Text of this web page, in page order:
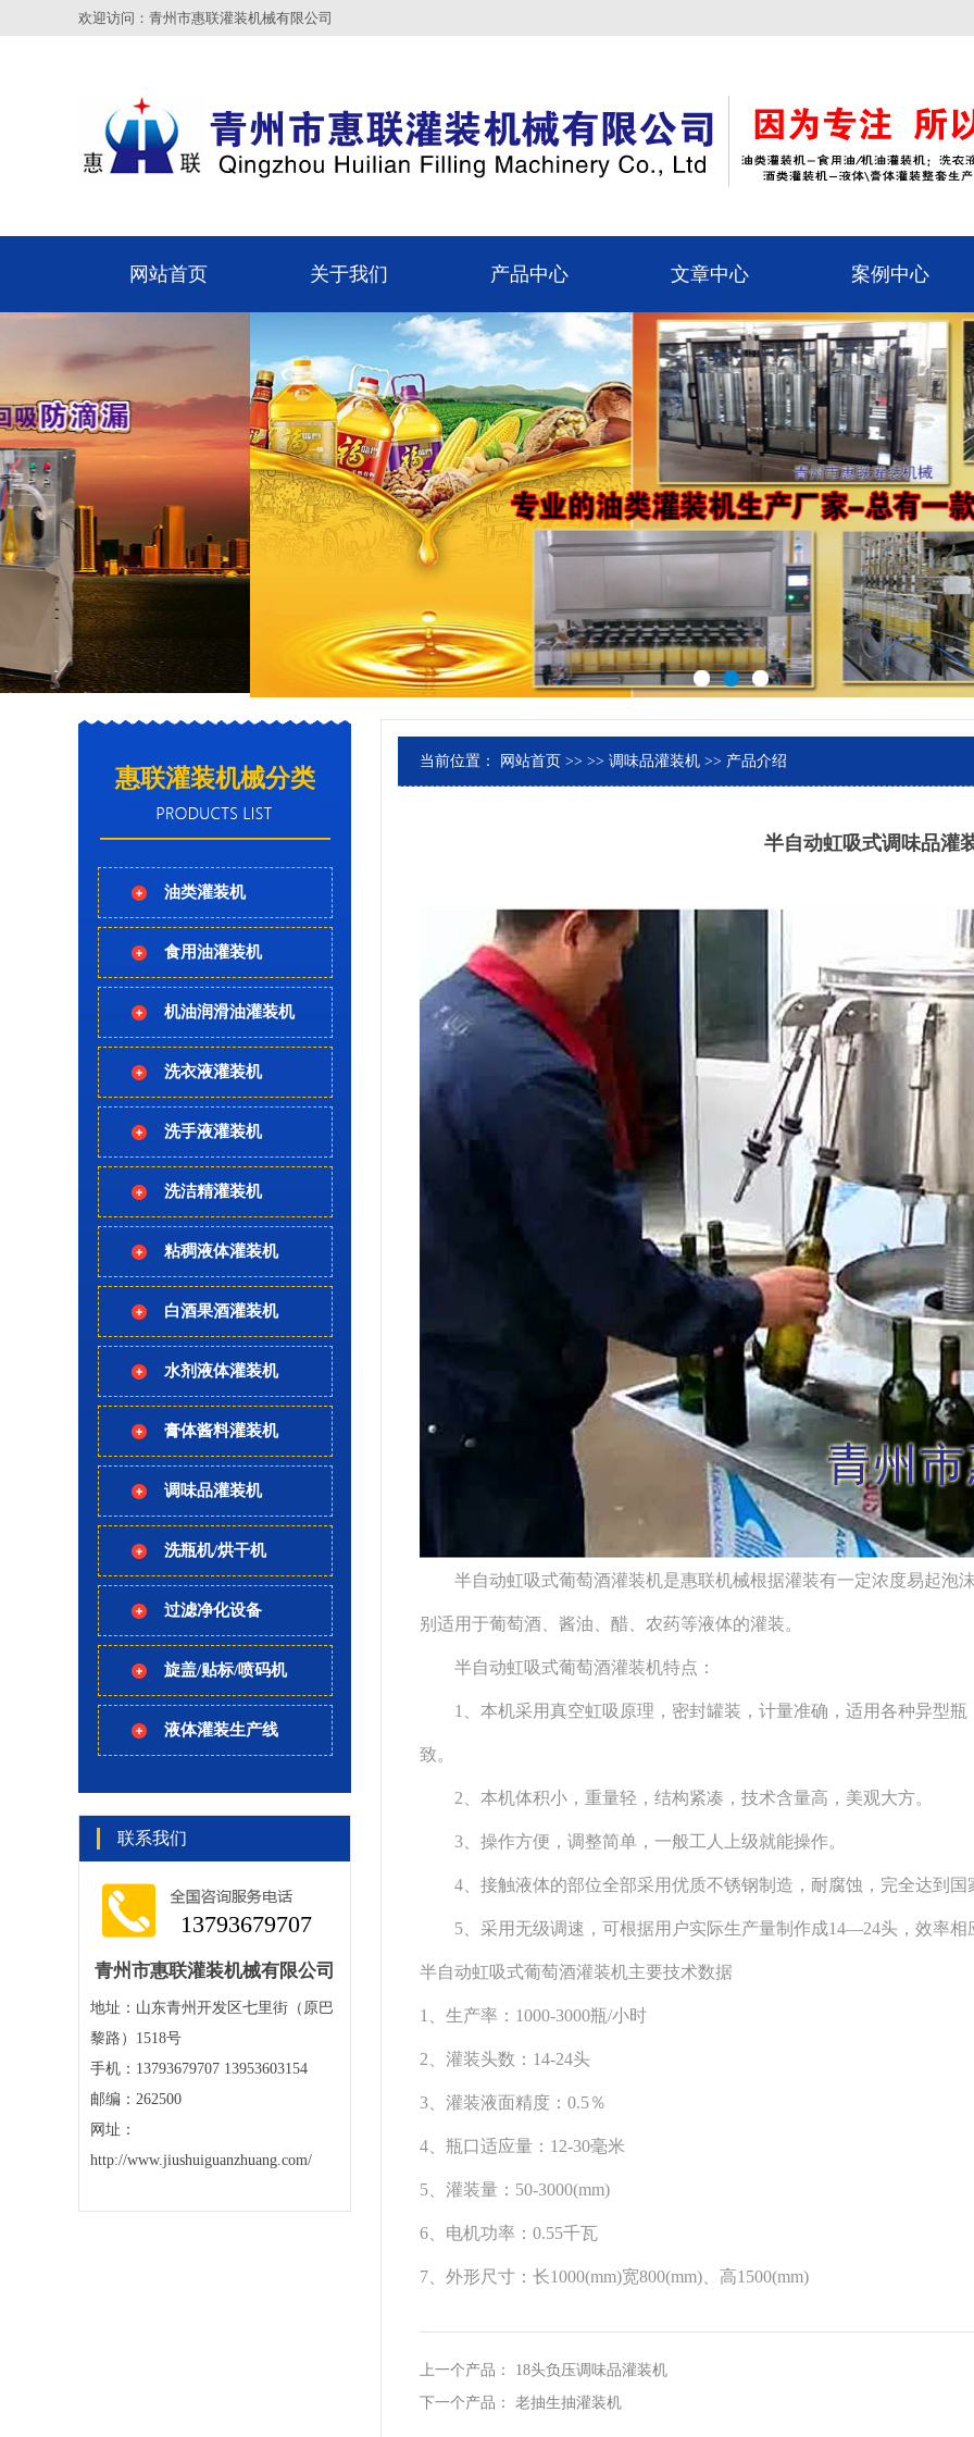
欢迎访问：青州市惠联灌装机械有限公司
网站首页 关于我们 产品中心 文章中心 案例中心
惠联灌装机械分类
油类灌装机
食用油灌装机
机油润滑油灌装机
洗衣液灌装机
洗手液灌装机
洗洁精灌装机
粘稠液体灌装机
白酒果酒灌装机
水剂液体灌装机
膏体酱料灌装机
调味品灌装机
洗瓶机/烘干机
过滤净化设备
旋盖/贴标/喷码机
液体灌装生产线
联系我们
13793679707
青州市惠联灌装机械有限公司
地址：山东青州开发区七里街（原巴
黎路）1518号
手机：13793679707 13953603154
邮编：262500
网址：
http://www.jiushuiguanzhuang.com/
当前位置： 网站首页 >> >> 调味品灌装机 >> 产品介绍
半自动虹吸式调味品灌
半自动虹吸式葡萄酒灌装机是惠联机械根据灌装有一定浓度易起泡
别适用于葡萄酒、酱油、醋、农药等液体的灌装。
半自动虹吸式葡萄酒灌装机特点：
1、本机采用真空虹吸原理，密封罐装，计量准确，适用各种异型瓶
致。
2、本机体积小，重量轻，结构紧凑，技术含量高，美观大方。
3、操作方便，调整简单，一般工人上级就能操作。
4、接触液体的部位全部采用优质不锈钢制造，耐腐蚀，完全达到国
5、采用无级调速，可根据用户实际生产量制作成14—24头，效率相
半自动虹吸式葡萄酒灌装机主要技术数据
1、生产率：1000-3000瓶/小时
2、灌装头数：14-24头
3、灌装液面精度：0.5％
4、瓶口适应量：12-30毫米
5、灌装量：50-3000(mm)
6、电机功率：0.55千瓦
7、外形尺寸：长1000(mm)宽800(mm)、高1500(mm)
上一个产品： 18头负压调味品灌装机
下一个产品： 老抽生抽灌装机